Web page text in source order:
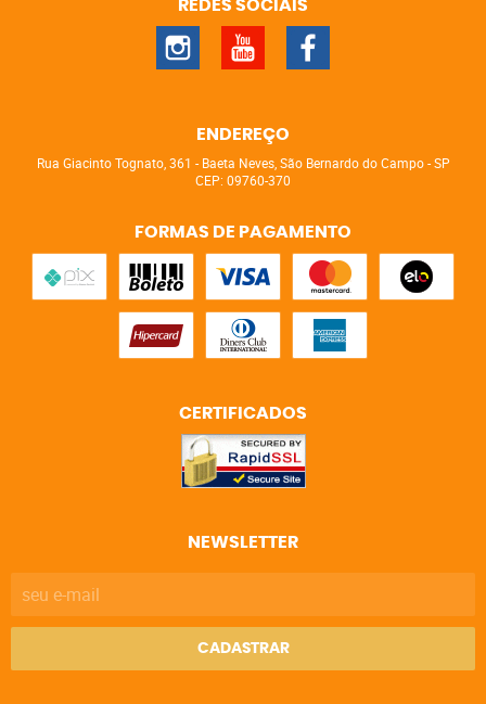
REDES SOCIAIS
ENDEREÇO
Rua Giacinto Tognato, 361 - Baeta Neves, São Bernardo do Campo-SP
CEP: 09760-370
FORMAS DE PAGAMENTO
CERTIFICADOS
NEWSLETTER
CADASTRAR